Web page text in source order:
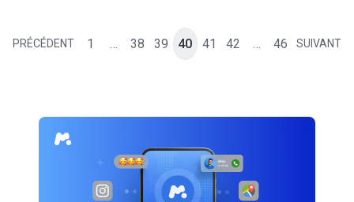
PRÉCÉDENT 1 … 38 39 40 41 42 … 46 SUIVANT